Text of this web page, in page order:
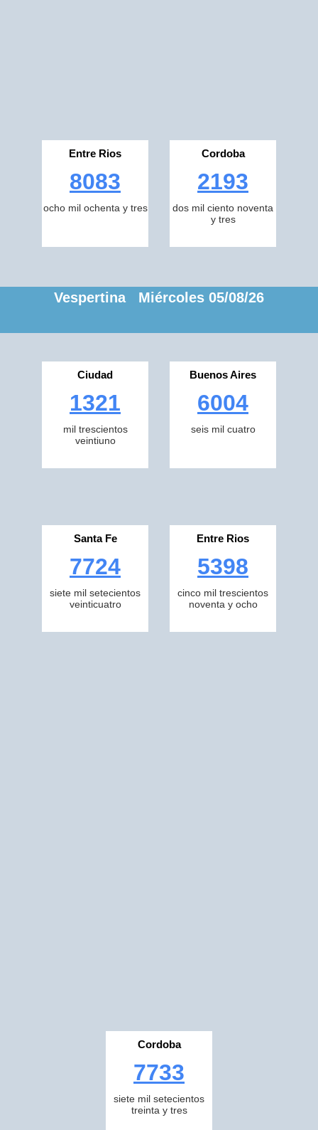
Entre Rios
8083
ocho mil ochenta y tres
Cordoba
2193
dos mil ciento noventa
y tres
Vespertina Miércoles 05/08/26
Ciudad
1321
mil trescientos
veintiuno
Buenos Aires
6004
seis mil cuatro
Santa Fe
7724
siete mil setecientos
veinticuatro
Entre Rios
5398
cinco mil trescientos
noventa y ocho
Cordoba
7733
siete mil setecientos
treinta y tres